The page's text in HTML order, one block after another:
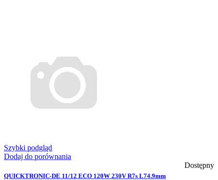
Szybki podgląd
Dodaj do porównania
Dostępny
QUICKTRONIC-DE 11/12 ECO 120W 230V R7s L74.9mm